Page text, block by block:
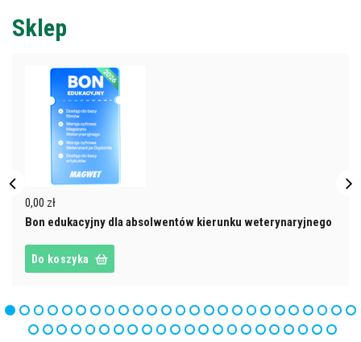
Sklep
0,00 zł
Bon edukacyjny dla absolwentów kierunku weterynaryjnego
Do koszyka